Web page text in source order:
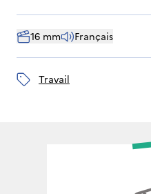
16 mm Français
travail